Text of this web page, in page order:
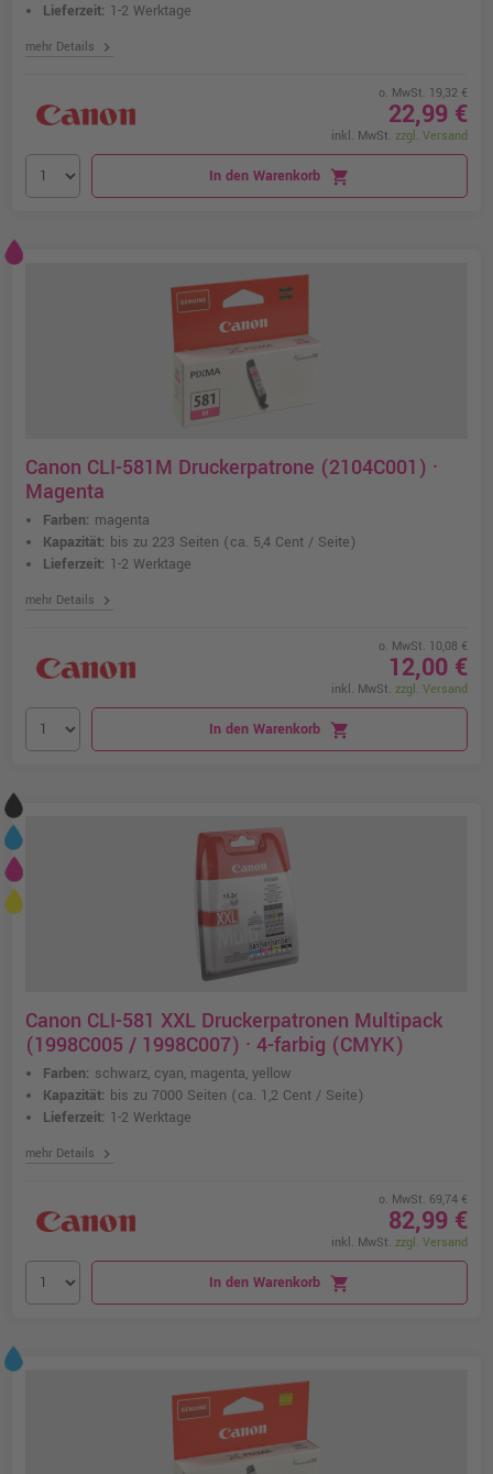
Lieferzeit: 1-2 Werktage
mehr Details chevron_right
o. MwSt. 19,32 €
22,99 €
inkl. MwSt. zzgl. Versand
In den Warenkorb shopping_cart
Canon CLI-581M Druckerpatrone (2104C001) ·
Magenta
Farben: magenta
Kapazität: bis zu 223 Seiten (ca. 5,4 Cent / Seite)
Lieferzeit: 1-2 Werktage
mehr Details chevron_right
o. MwSt. 10,08 €
12,00 €
inkl. MwSt. zzgl. Versand
In den Warenkorb shopping_cart
Canon CLI-581 XXL Druckerpatronen Multipack
(1998C005 / 1998C007) · 4-farbig (CMYK)
Farben: schwarz, cyan, magenta, yellow
Kapazität: bis zu 7000 Seiten (ca. 1,2 Cent / Seite)
Lieferzeit: 1-2 Werktage
mehr Details chevron_right
o. MwSt. 69,74 €
82,99 €
inkl. MwSt. zzgl. Versand
In den Warenkorb shopping_cart